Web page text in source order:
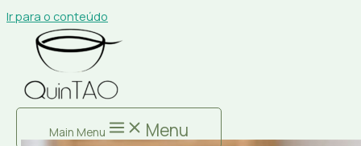
Ir para o conteúdo
Main Menu Menu